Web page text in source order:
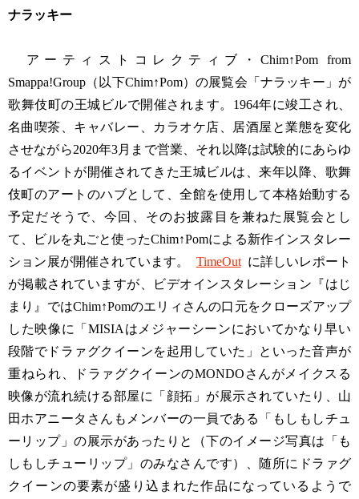
ナラッキー
アーティストコレクティブ・Chim↑Pom from
Smappa!Group（以下Chim↑Pom）の展覧会「ナラッキー」が
歌舞伎町の王城ビルで開催されます。1964年に竣工され、
名曲喫茶、キャバレー、カラオケ店、居酒屋と業態を変化
させながら2020年3月まで営業、それ以降は試験的にあらゆ
るイベントが開催されてきた王城ビルは、来年以降、歌舞
伎町のアートのハブとして、全館を使用して本格始動する
予定だそうで、今回、そのお披露目を兼ねた展覧会とし
て、ビルを丸ごと使ったChim↑Pomによる新作インスタレー
ション展が開催されています。
TimeOut に詳しいレポート
が掲載されていますが、ビデオインスタレーション『はじ
まり』ではChim↑Pomのエリィさんの口元をクローズアップ
した映像に「MISIAはメジャーシーンにおいてかなり早い
段階でドラァグクイーンを起用していた」といった音声が
重ねられ、ドラァグクイーンのMONDOさんがメイクスる
映像が流れ続ける部屋に「顔拓」が展示されていたり、山
田ホアニータさんもメンバーの一員である「もしもしチュ
ーリップ」の展示があったりと（下のイメージ写真は「も
しもしチューリップ」のみなさんです）、随所にドラァグ
クイーンの要素が盛り込まれた作品になっているようで